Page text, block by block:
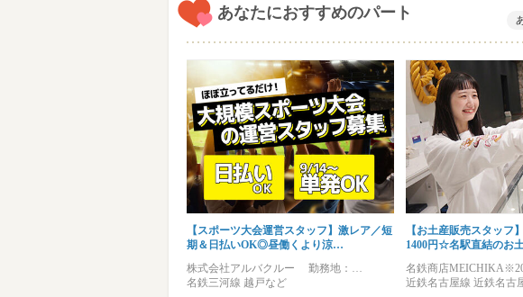
あなたにおすすめのパート
【スポーツ大会運営スタッフ】激レア／短
期＆日払いOK◎昼働くより涼…
株式会社アルバクルー 勤務地：…
名鉄三河線 越戸など
【お土産販売スタッフ
1400円☆名駅直結のお
名鉄商店
近鉄名古屋線 近鉄名古